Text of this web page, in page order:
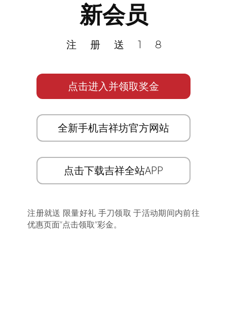
新会员
注册送18
点击进入并领取奖金
全新手机吉祥坊官方网站
点击下载吉祥全站APP
注册就送 限量好礼 手刀领取 于活动期间内前往
优惠页面”点击领取”彩金。